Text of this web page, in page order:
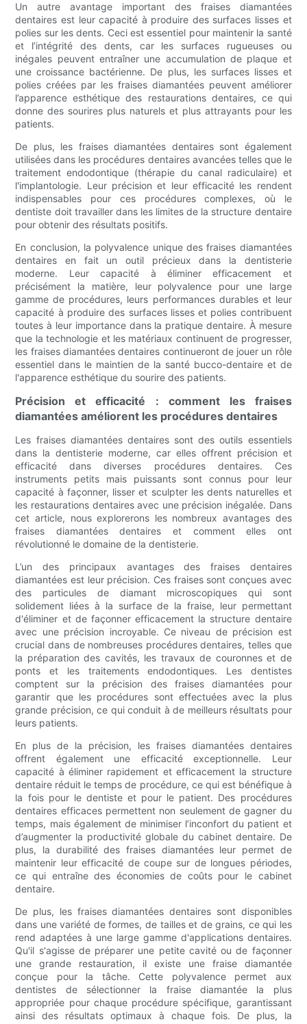
Un autre avantage important des fraises diamantées
dentaires est leur capacité à produire des surfaces lisses et
polies sur les dents. Ceci est essentiel pour maintenir la santé
et l’intégrité des dents, car les surfaces rugueuses ou
inégales peuvent entraîner une accumulation de plaque et
une croissance bactérienne. De plus, les surfaces lisses et
polies créées par les fraises diamantées peuvent améliorer
l’apparence esthétique des restaurations dentaires, ce qui
donne des sourires plus naturels et plus attrayants pour les
patients.
De plus, les fraises diamantées dentaires sont également
utilisées dans les procédures dentaires avancées telles que le
traitement endodontique (thérapie du canal radiculaire) et
l'implantologie. Leur précision et leur efficacité les rendent
indispensables pour ces procédures complexes, où le
dentiste doit travailler dans les limites de la structure dentaire
pour obtenir des résultats positifs.
En conclusion, la polyvalence unique des fraises diamantées
dentaires en fait un outil précieux dans la dentisterie
moderne. Leur capacité à éliminer efficacement et
précisément la matière, leur polyvalence pour une large
gamme de procédures, leurs performances durables et leur
capacité à produire des surfaces lisses et polies contribuent
toutes à leur importance dans la pratique dentaire. À mesure
que la technologie et les matériaux continuent de progresser,
les fraises diamantées dentaires continueront de jouer un rôle
essentiel dans le maintien de la santé bucco-dentaire et de
l'apparence esthétique du sourire des patients.
Précision et efficacité : comment les fraises
diamantées améliorent les procédures dentaires
Les fraises diamantées dentaires sont des outils essentiels
dans la dentisterie moderne, car elles offrent précision et
efficacité dans diverses procédures dentaires. Ces
instruments petits mais puissants sont connus pour leur
capacité à façonner, lisser et sculpter les dents naturelles et
les restaurations dentaires avec une précision inégalée. Dans
cet article, nous explorerons les nombreux avantages des
fraises diamantées dentaires et comment elles ont
révolutionné le domaine de la dentisterie.
L’un des principaux avantages des fraises dentaires
diamantées est leur précision. Ces fraises sont conçues avec
des particules de diamant microscopiques qui sont
solidement liées à la surface de la fraise, leur permettant
d'éliminer et de façonner efficacement la structure dentaire
avec une précision incroyable. Ce niveau de précision est
crucial dans de nombreuses procédures dentaires, telles que
la préparation des cavités, les travaux de couronnes et de
ponts et les traitements endodontiques. Les dentistes
comptent sur la précision des fraises diamantées pour
garantir que les procédures sont effectuées avec la plus
grande précision, ce qui conduit à de meilleurs résultats pour
leurs patients.
En plus de la précision, les fraises diamantées dentaires
offrent également une efficacité exceptionnelle. Leur
capacité à éliminer rapidement et efficacement la structure
dentaire réduit le temps de procédure, ce qui est bénéfique à
la fois pour le dentiste et pour le patient. Des procédures
dentaires efficaces permettent non seulement de gagner du
temps, mais également de minimiser l’inconfort du patient et
d’augmenter la productivité globale du cabinet dentaire. De
plus, la durabilité des fraises diamantées leur permet de
maintenir leur efficacité de coupe sur de longues périodes,
ce qui entraîne des économies de coûts pour le cabinet
dentaire.
De plus, les fraises diamantées dentaires sont disponibles
dans une variété de formes, de tailles et de grains, ce qui les
rend adaptées à une large gamme d'applications dentaires.
Qu'il s'agisse de préparer une petite cavité ou de façonner
une grande restauration, il existe une fraise diamantée
conçue pour la tâche. Cette polyvalence permet aux
dentistes de sélectionner la fraise diamantée la plus
appropriée pour chaque procédure spécifique, garantissant
ainsi des résultats optimaux à chaque fois. De plus, la